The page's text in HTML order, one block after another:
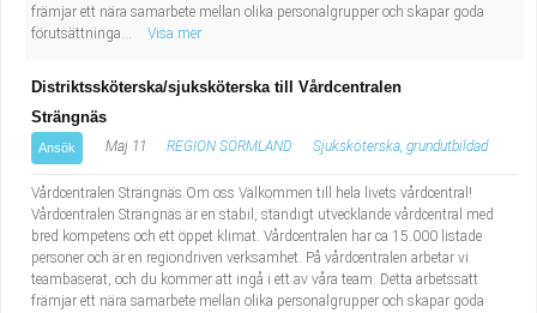
främjar ett nära samarbete mellan olika personalgrupper och skapar goda
förutsättninga...
Visa mer
Distriktssköterska/sjuksköterska till Vårdcentralen
Strängnäs
Ansök Maj 11 REGION SÖRMLAND Sjuksköterska, grundutbildad
Vårdcentralen Strängnäs Om oss Välkommen till hela livets vårdcentral!
Vårdcentralen Strängnäs är en stabil, ständigt utvecklande vårdcentral med
bred kompetens och ett öppet klimat. Vårdcentralen har ca 15.000 listade
personer och är en regiondriven verksamhet. På vårdcentralen arbetar vi
teambaserat, och du kommer att ingå i ett av våra team. Detta arbetssätt
främjar ett nära samarbete mellan olika personalgrupper och skapar goda